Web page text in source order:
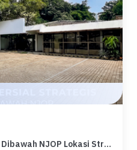
Bangunan Komersial Murah Dibawah NJOP Lokasi Strategis Kemang